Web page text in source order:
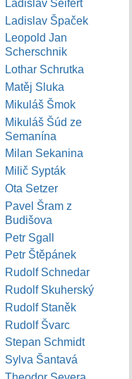
Ladislav Seifert
Ladislav Špaček
Leopold Jan
Scherschnik
Lothar Schrutka
Matěj Sluka
Mikuláš Šmok
Mikuláš Šúd ze
Semanína
Milan Sekanina
Milič Sypták
Ota Setzer
Pavel Šram z
Budišova
Petr Sgall
Petr Štěpánek
Rudolf Schnedar
Rudolf Skuherský
Rudolf Staněk
Rudolf Švarc
Stepan Schmidt
Sylva Šantavá